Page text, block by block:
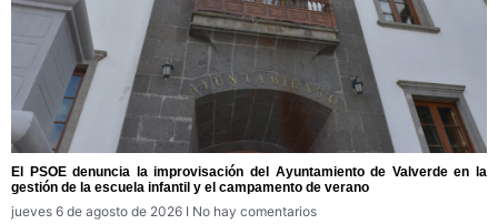
El PSOE denuncia la improvisación del Ayuntamiento de Valverde en la
gestión de la escuela infantil y el campamento de verano
jueves 6 de agosto de 2026
No hay comentarios